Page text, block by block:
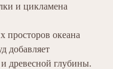
и цикламена
океана
добавляет
древесной глубины.